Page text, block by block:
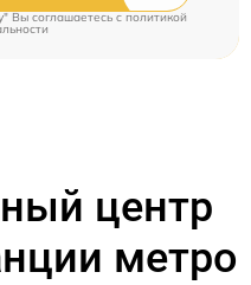
Вы соглашаетесь c политикой
центр
метро